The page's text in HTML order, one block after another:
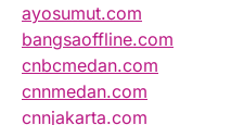
ayosumut.com
bangsaoffline.com
cnbcmedan.com
cnnmedan.com
cnnjakarta.com